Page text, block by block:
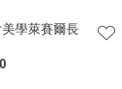
美學萊賽爾長